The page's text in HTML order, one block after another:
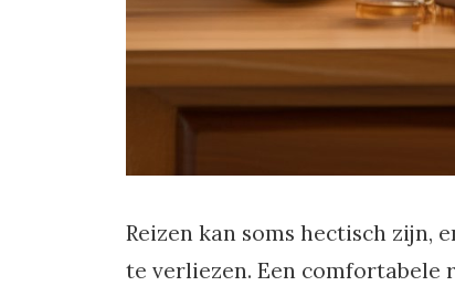
Reizen kan soms hectisch
te verliezen. Een comfortabele